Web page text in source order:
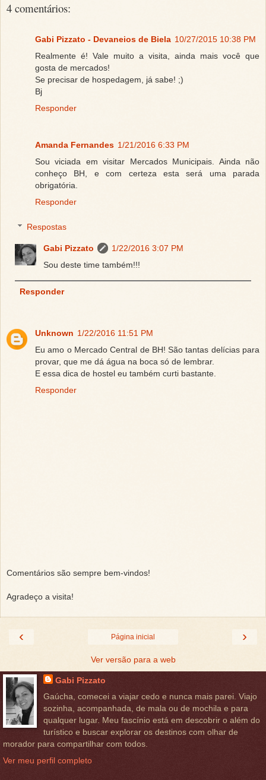
4 comentários:
Gabi Pizzato - Devaneios de Biela 10/27/2015 10:38 PM
Realmente é! Vale muito a visita, ainda mais você que
gosta de mercados!
Se precisar de hospedagem, já sabe! ;)
Bj
Responder
Amanda Fernandes 1/21/2016 6:33 PM
Sou viciada em visitar Mercados Municipais. Ainda não
conheço BH, e com certeza esta será uma parada
obrigatória.
Responder
Respostas
Gabi Pizzato
1/22/2016 3:07 PM
Sou deste time também!!!
Responder
Unknown 1/22/2016 11:51 PM
Eu amo o Mercado Central de BH! São tantas delícias para
provar, que me dá água na boca só de lembrar.
E essa dica de hostel eu também curti bastante.
Responder
Comentários são sempre bem-vindos!
Agradeço a visita!
‹ ›
Página inicial
Ver versão para a web
Gabi Pizzato
Gaúcha, comecei a viajar cedo e nunca mais parei. Viajo
sozinha, acompanhada, de mala ou de mochila e para
qualquer lugar. Meu fascínio está em descobrir o além do
turístico e buscar explorar os destinos com olhar de
morador para compartilhar com todos.
Ver meu perfil completo